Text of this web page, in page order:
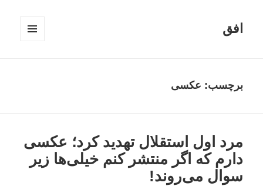
افق
برچسب: عکسی
مرد اول استقلال تهدید کرد؛ عکسی
دارم که اگر منتشر کنم خیلی‌ها زیر
سوال می‌روند!